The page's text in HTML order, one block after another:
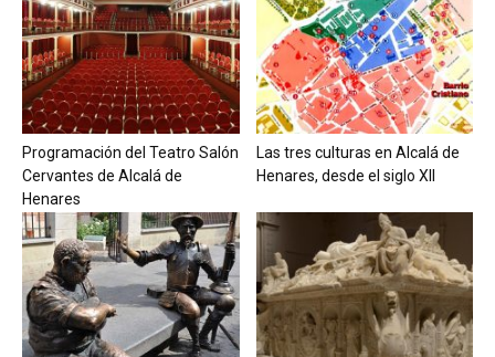
Programación del Teatro Salón
Cervantes de Alcalá de
Henares
Las tres culturas en Alcalá de
Henares, desde el siglo XII